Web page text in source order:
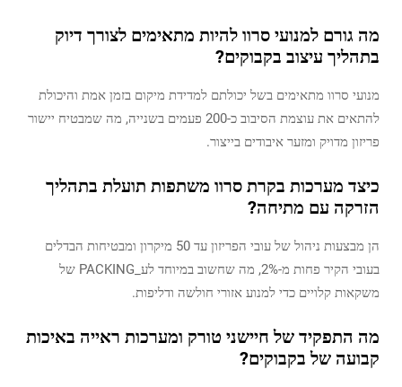
מה גורם למנועי סרוו להיות מתאימים לצורך דיוק
בתהליך עיצוב בקבוקים?
מנועי סרוו מתאימים בשל יכולתם למדידת מיקום בזמן אמת והיכולת
להתאים את עוצמת הסיבוב כ-200 פעמים בשנייה, מה שמבטיח יישור
פריזון מדויק ומזער איבודים בייצור.
כיצד מערכות בקרת סרוו משתפות תועלת בתהליך
הזרקה עם מתיחה?
הן מבצעות ניהול של עובי הפריזון עד 50 מיקרון ומבטיחות הבדלים
בעובי הקיר פחות מ-2%, מה שחשוב במיוחד לע_PACKING של
משקאות קלויים כדי למנוע אזורי חולשה ודליפות.
מה התפקיד של חיישני טורק ומערכות ראייה באיכות
קבועה של בקבוקים?